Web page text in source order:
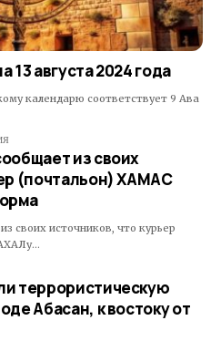
13 августа 2024 года
календарю соответствует 9 Ава
из своих
(почтальон) ХАМАС
своих источников, что курьер
террористическую
Абасан, к востоку от